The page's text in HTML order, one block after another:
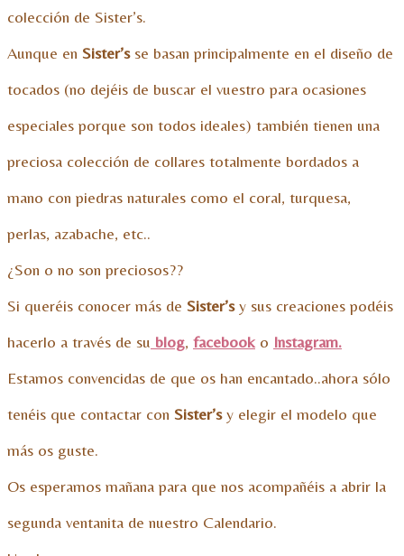
colección de Sister’s.
Aunque en Sister’sse basan principalmente en el diseño de
tocados (no dejéis de buscar el vuestro para ocasiones
especiales porque son todos ideales) también tienen una
preciosa colección de collares totalmente bordados a
mano con piedras naturales como el coral, turquesa,
perlas, azabache, etc..
¿Son o no son preciosos??
Si queréis conocer más de Sister’sy sus creaciones podéis
hacerlo a través de su blog, facebook o Instagram.
Estamos convencidas de que os han encantado..ahora sólo
tenéis que contactar con Sister’sy elegir el modelo que
más os guste.
Os esperamos mañana para que nos acompañéis a abrir la
segunda ventanita de nuestro Calendario.